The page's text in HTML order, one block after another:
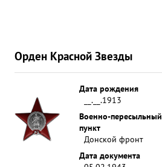
Орден Красной Звезды
Дата рождения
__.__.1913
Военно-пересыльный
пункт
Донской фронт
Дата документа